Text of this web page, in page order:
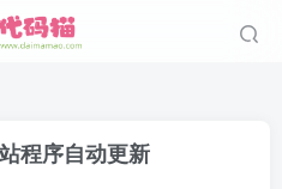
程序自动更新